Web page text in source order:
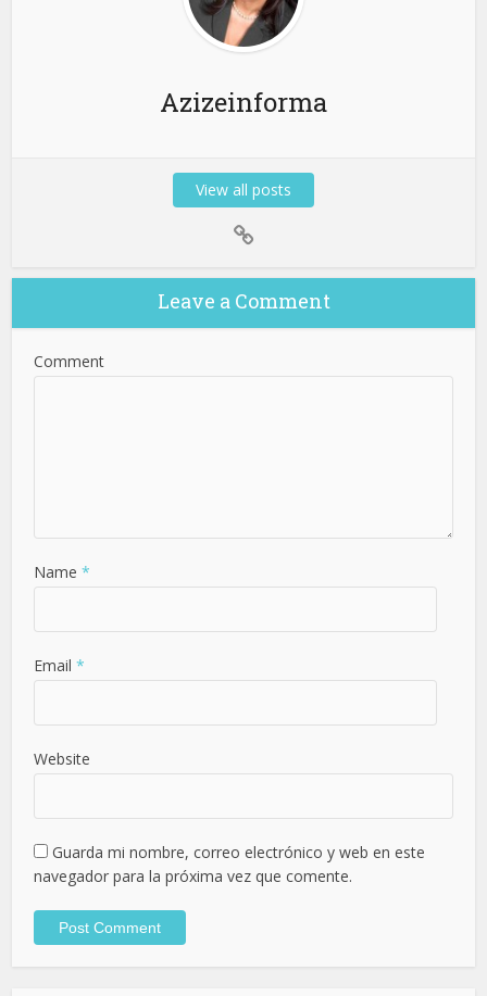
Azizeinforma
View all posts
Leave a Comment
Comment
Name *
Email *
Website
Guarda mi nombre, correo electrónico y web en este
navegador para la próxima vez que comente.